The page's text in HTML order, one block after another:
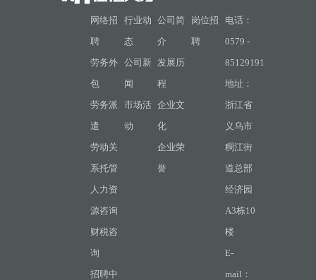
网络招
聘
劳务外
包
劳务派
遣
劳动关
系托管
人力资
源咨询
财税咨
询
招聘中
行业动
态
公司新
闻
市场活
动
公司简
介
发展历
程
企业文
化
企业荣
誉
岗位招
聘
电话：
0579 -
85129191
地址：
浙江省
义乌市
稠江街
道总部
经济园
A3栋10
楼
E-
mail：